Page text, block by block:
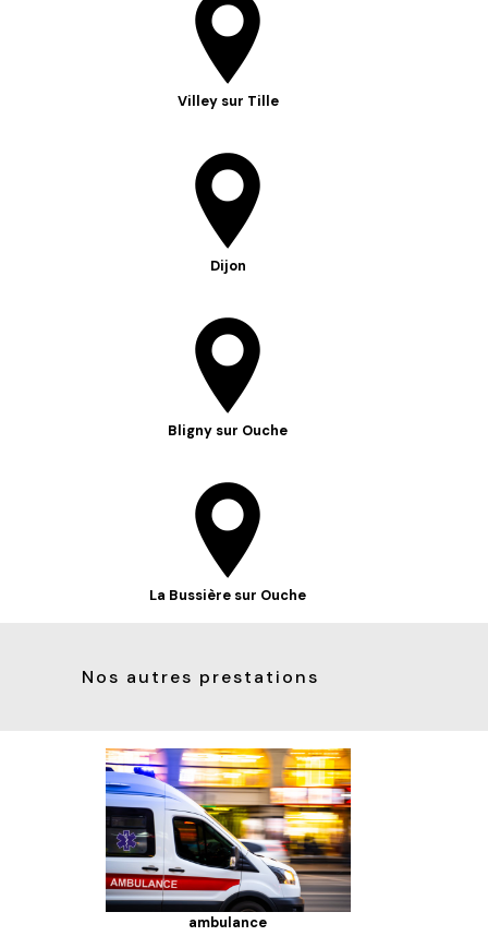
Villey sur Tille
Dijon
Bligny sur Ouche
La Bussière sur Ouche
Nos autres prestations
ambulance